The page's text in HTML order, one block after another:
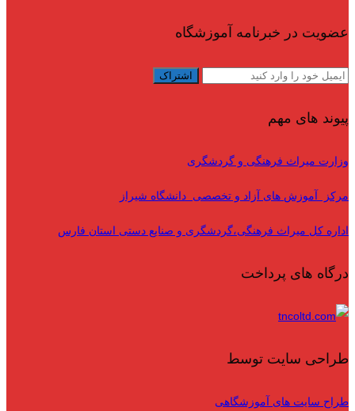
عضویت در خبرنامه آموزشگاه
پیوند های مهم
وزارت میراث فرهنگی و گردشگری
مرکز آموزش های آزاد و تخصصی دانشگاه شیراز
اداره کل میراث فرهنگی،گردشگری و صنایع دستی استان فارس
درگاه های پرداخت
طراحی سایت توسط
طراح سایت های آموزشگاهی